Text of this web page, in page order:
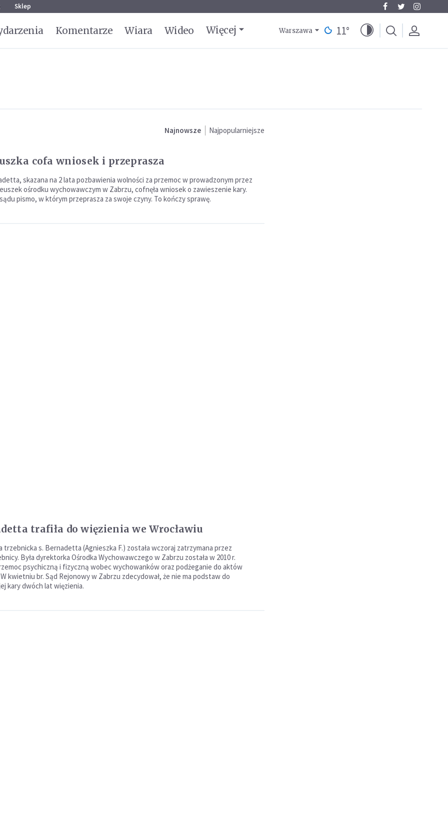
Sklep
Komentarze Wiara Wideo Więcej Warszawa 11°
Najnowsze Najpopularniejsze
cofa wniosek i przeprasza
skazana na 2 lata pozbawienia wolności za przemoc w prowadzonym przez
ośrodku wychowawczym w Zabrzu, cofnęła wniosek o zawieszenie kary.
sądu pismo, w którym przeprasza za swoje czyny. To kończy sprawę.
trafiła do więzienia we Wrocławiu
trzebnicka s. Bernadetta (Agnieszka F.) została wczoraj zatrzymana przez
Była dyrektorka Ośrodka Wychowawczego w Zabrzu została w 2010 r.
psychiczną i fizyczną wobec wychowanków oraz podżeganie do aktów
kwietniu br. Sąd Rejonowy w Zabrzu zdecydował, że nie ma podstaw do
kary dwóch lat więzienia.